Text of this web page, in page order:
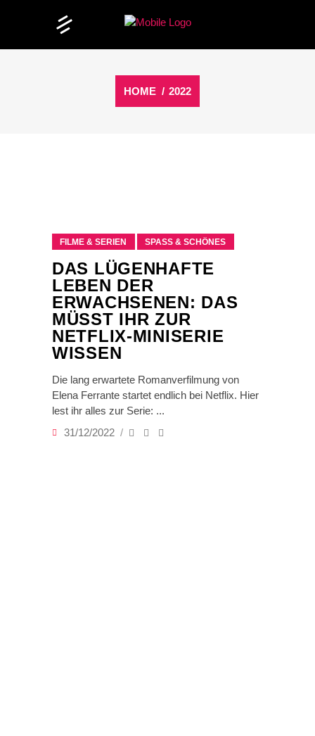
HOME / 2022
FILME & SERIEN SPASS & SCHÖNES
DAS LÜGENHAFTE
LEBEN DER
ERWACHSENEN: DAS
MÜSST IHR ZUR
NETFLIX-MINISERIE
WISSEN
Die lang erwartete Romanverfilmung von
Elena Ferrante startet endlich bei Netflix. Hier
lest ihr alles zur Serie:
31/12/2022